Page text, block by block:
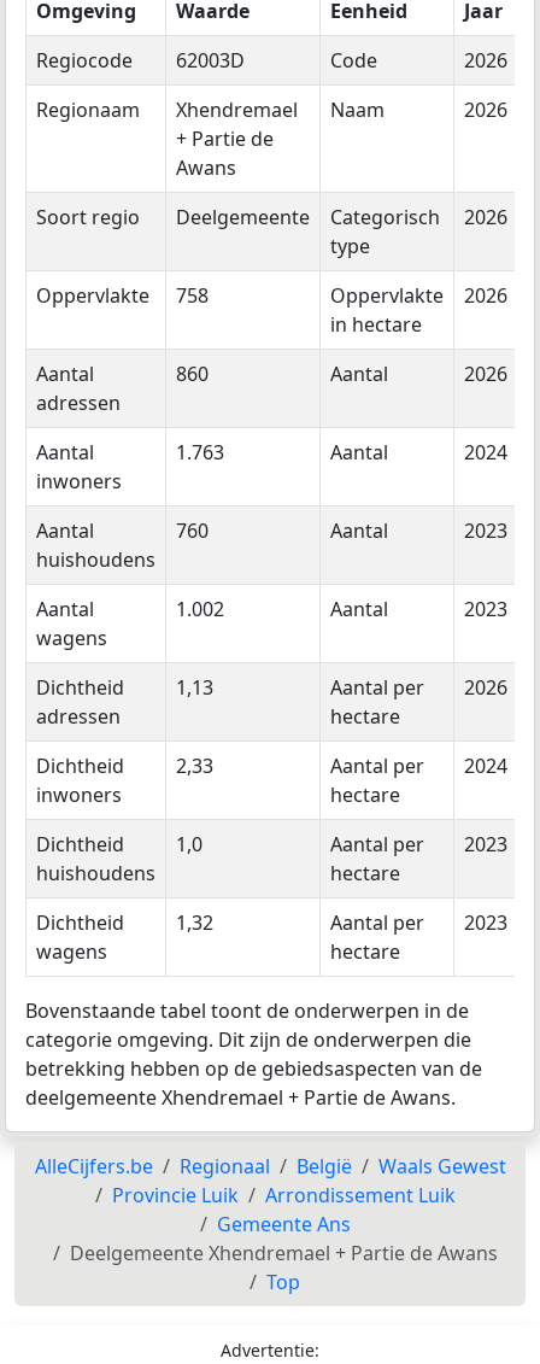
Omgeving Waarde Eenheid
Jaar
Regiocode
62003D Code
2026
Regionaam
Xhendremael
+ Partie de
Awans
Naam 2026
Soort regio Deelgemeente
Categorisch
type
2026
Oppervlakte 758
Oppervlakte
in hectare
2026
Aantal
adressen
860 Aantal 2026
Aantal
inwoners
1.763 Aantal 2024
Aantal
huishoudens
760 Aantal 2023
Aantal
wagens
1.002 Aantal 2023
Dichtheid
adressen
1,13
Aantal per
hectare
2026
Dichtheid
inwoners
2,33
Aantal per
hectare
2024
Dichtheid
huishoudens
1,0
Aantal per
hectare
2023
Dichtheid
wagens
1,32
Aantal per
hectare
2023
Bovenstaande tabel toont de onderwerpen in de
categorie omgeving. Dit zijn de onderwerpen die
betrekking hebben op de gebiedsaspecten van de
deelgemeente Xhendremael + Partie de Awans.
AlleCijfers.be Regionaal België
Waals Gewest
Provincie Luik
Arrondissement Luik
Gemeente Ans
Deelgemeente Xhendremael + Partie de Awans
Top
Advertentie: